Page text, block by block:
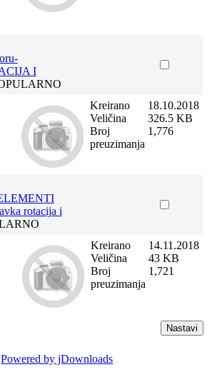
I
Kreirano
Veličina
Broj
preuzimanja
18.10.2018
326.5 KB
1,776
rotacija i
Kreirano
Veličina
Broj
preuzimanja
14.11.2018
43 KB
1,721
Powered by jDownloads